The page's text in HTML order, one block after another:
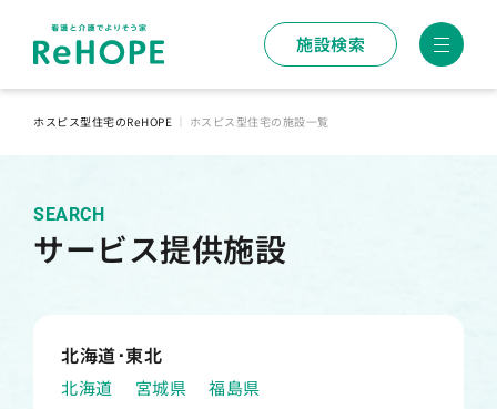
施設検索
ホスピス型住宅のReHOPE ホスピス型住宅の施設一覧
SEARCH
サービス提供施設
北海道･東北
北海道 宮城県 福島県